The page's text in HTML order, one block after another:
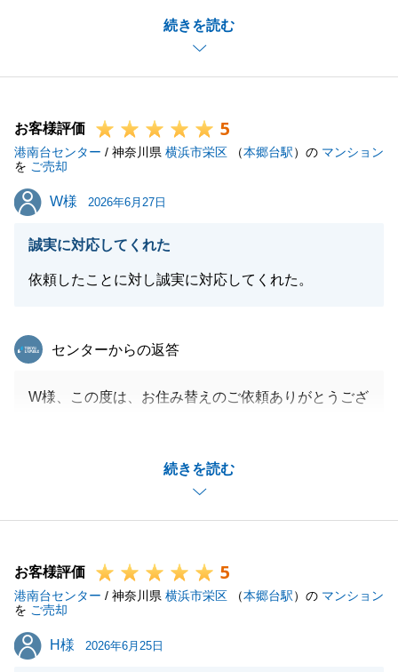
続きを読む
ましたが、Ｉ様のご尽力のお陰様でスムーズに終える
今後も税務相談等あると思いますので引き続きよろし
お客様評価 5
港南台センター / 神奈川県 横浜市栄区 （本郷台駅）の マンション
を ご売却
W様
W様 2026年6月27日
誠実に対応してくれた
依頼したことに対し誠実に対応してくれた。
続きを読む
東急リバブル
センターからの返答
W様、この度は、お住み替えのご依頼ありがとうござ
これからもW様のお力になれればと思いますので、何
卒よろしくお願いいたします。
閉じる
お客様評価 5
港南台センター / 神奈川県 横浜市栄区 （本郷台駅）の マンション
を ご売却
H様
H様 2026年6月25日